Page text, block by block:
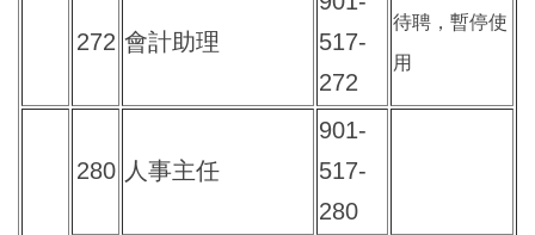
272 會計助理
517-
272
待聘，暫停使
用
280 人事主任
901-
517-
280